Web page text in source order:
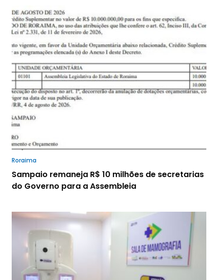
Roraima
Sampaio remaneja R$ 10 milhões de secretarias
do Governo para a Assembleia